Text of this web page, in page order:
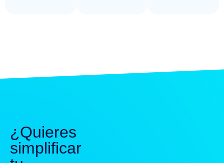
¿Quieres
simplificar